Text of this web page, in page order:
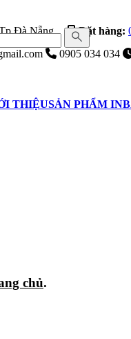
Đà Nẵng Đặt hàng:
0905 034 034
THIỆUSẢN PHẨM IN
chủ.